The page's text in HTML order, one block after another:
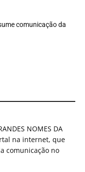
comunicação da
NOMES DA
na internet, que
comunicação no